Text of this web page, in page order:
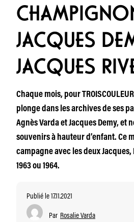
JACQUES
JACQUES
Chaque mois, pour
plonge dans les archives de ses
Agnès Varda et Jacques Demy, et
souvenirs à hauteur d’enfant. Ce
campagne avec les deux Jacques,
1963 ou 1964.
Publié le 17.11.2021
Par Rosalie Varda